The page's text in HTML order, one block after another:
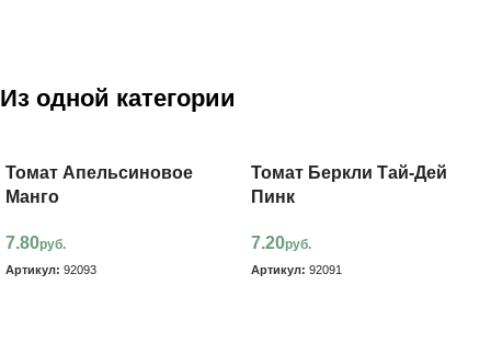
Из одной категории
Томат Апельсиновое
Манго
7.80руб.
Артикул: 92093
Томат Беркли Тай-Дей
Пинк
7.20руб.
Артикул: 92091